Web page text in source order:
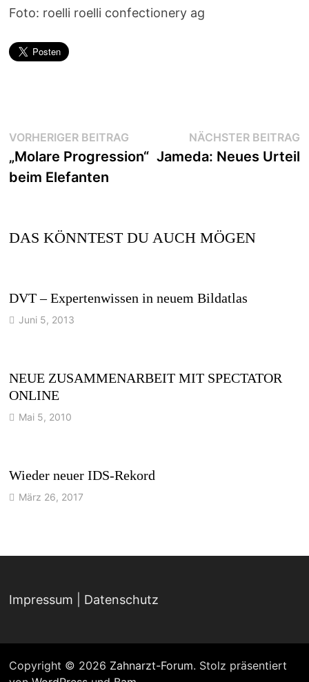
Foto: roelli roelli confectionery ag
Beitragsnavigation
VORHERIGER BEITRAGVorheriger
Beitrag:
„Molare Progression“
beim Elefanten
NÄCHSTER BEITRAG
Jameda: Neues Urteil
DAS KÖNNTEST DU AUCH MÖGEN
DVT – Expertenwissen in neuem Bildatlas
Juni 5, 2013
NEUE ZUSAMMENARBEIT MIT SPECTATOR
ONLINE
Mai 5, 2010
Wieder neuer IDS-Rekord
März 26, 2017
Impressum Datenschutz
Copyright © 2026 Zahnarzt-Forum. Stolz präsentiert